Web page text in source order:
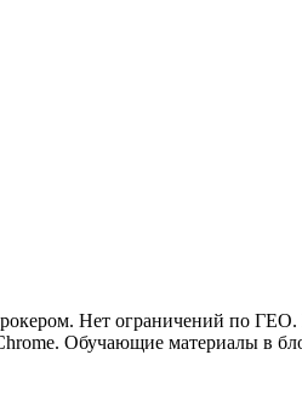
Нет ограничений по ГЕО.
Обучающие материалы в